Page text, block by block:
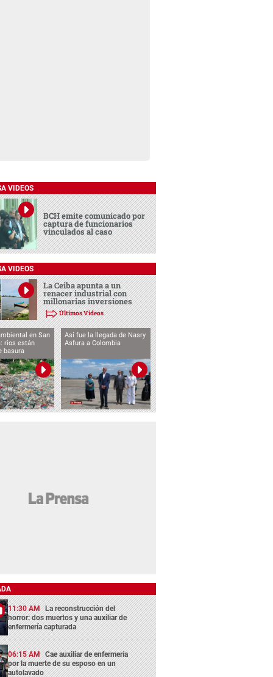
VIDEOS
BCH emite comunicado por
captura de funcionarios
vinculados al caso
VIDEOS
La Ceiba apunta a un
renacer industrial con
millonarias inversiones
Últimos Videos
en San
ríos están
basura
Así fue la llegada de Nasry
Asfura a Colombia
11:30 AM La reconstrucción del
horror: dos muertos y una auxiliar de
enfermería capturada
06:15 AM Cae auxiliar de enfermería
por la muerte de su esposo en un
autolavado